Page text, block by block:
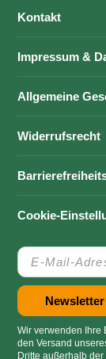
Kontakt
Impressum &
Allgemeine
Widerrufsrecht
Cookie-
Wir verwenden Ihre
den Versand
Dritte außerhalb